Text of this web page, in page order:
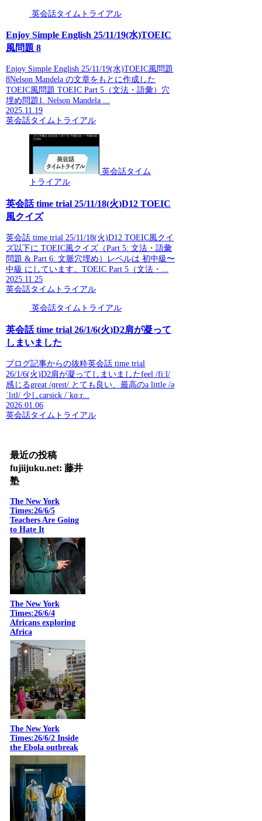
英会話タイムトライアル
Enjoy Simple English 25/11/19(水)TOEIC
風問題 8
Enjoy Simple English 25/11/19(水)TOEIC風問題
8Nelson Mandela の文章をもとに作成した
TOEIC風問題 TOEIC Part 5（文法・語彙）穴
埋め問題1. Nelson Mandela ...
2025.11.19
英会話タイムトライアル
英会話タイム
トライアル
英会話 time trial 25/11/18(火)D12 TOEIC
風クイズ
英会話 time trial 25/11/18(火)D12 TOEIC風クイ
ズ以下に TOEIC風クイズ（Part 5: 文法・語彙
問題 & Part 6: 文脈穴埋め）レベルは 初中級〜
中級 にしています。TOEIC Part 5（文法・...
2025.11.25
英会話タイムトライアル
英会話タイムトライアル
英会話 time trial 26/1/6(火)D2肩が凝って
しまいました
ブログ記事からの抜粋英会話 time trial
26/1/6(火)D2肩が凝ってしまいましたfeel /fiːl/
感じるgreat /ɡreɪt/ とても良い、最高のa little /ə
ˈlɪtl/ 少しcarsick /ˈkɑːr...
2026.01.06
英会話タイムトライアル
最近の投稿
fujiijuku.net: 藤井
塾
The New York
Times:26/6/5
Teachers Are Going
to Hate It
The New York
Times:26/6/4
Africans exploring
Africa
The New York
Times:26/6/2 Inside
the Ebola outbreak